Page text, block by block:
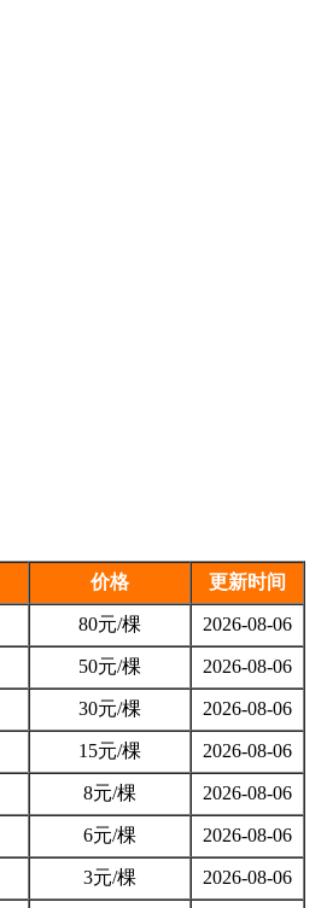
价格 更新时间
80元/棵 2026-08-06
50元/棵 2026-08-06
30元/棵 2026-08-06
15元/棵 2026-08-06
8元/棵 2026-08-06
6元/棵 2026-08-06
3元/棵 2026-08-06